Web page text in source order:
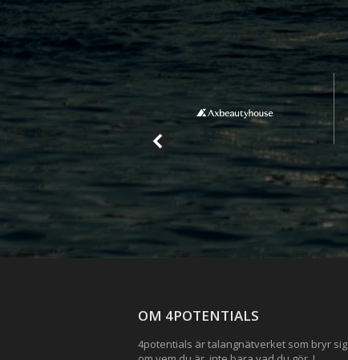
OM 4POTENTIALS
4potentials är talangnätverket som bryr sig